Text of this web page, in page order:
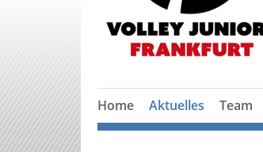
Home Aktuelles Team